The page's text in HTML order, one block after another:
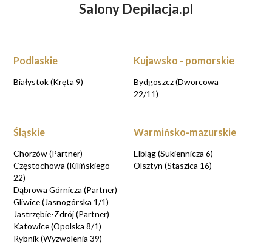
Salony Depilacja.pl
Podlaskie
Białystok (Kręta 9)
Kujawsko - pomorskie
Bydgoszcz (Dworcowa
22/11)
Śląskie
Chorzów (Partner)
Częstochowa (Kilińskiego
22)
Dąbrowa Górnicza (Partner)
Gliwice (Jasnogórska 1/1)
Jastrzębie-Zdrój (Partner)
Katowice (Opolska 8/1)
Rybnik (Wyzwolenia 39)
Warmińsko-mazurskie
Elbląg (Sukiennicza 6)
Olsztyn (Staszica 16)